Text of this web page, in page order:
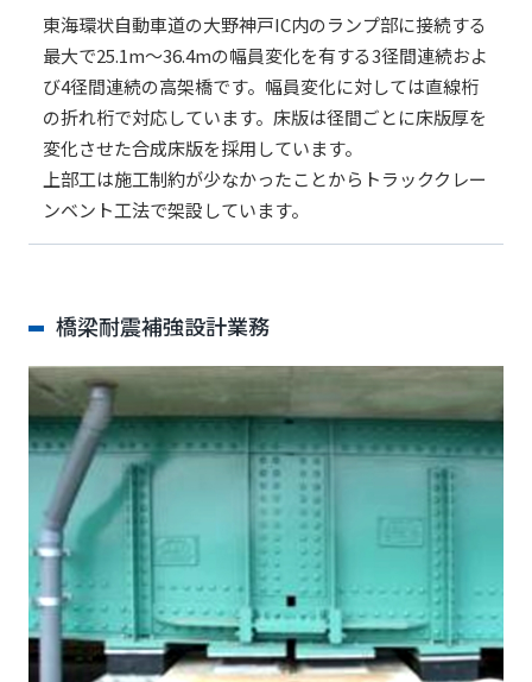
東海環状自動車道の大野神戸IC内のランプ部に接続する
最大で25.1m～36.4mの幅員変化を有する3径間連続およ
び4径間連続の高架橋です。幅員変化に対しては直線桁
の折れ桁で対応しています。床版は径間ごとに床版厚を
変化させた合成床版を採用しています。
上部工は施工制約が少なかったことからトラッククレー
ンベント工法で架設しています。
橋梁耐震補強設計業務